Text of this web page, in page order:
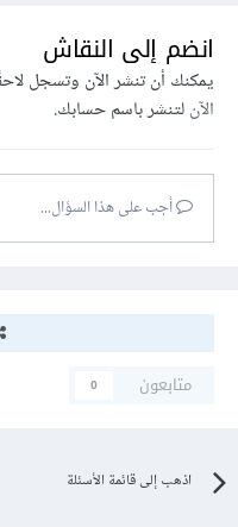
انضم إلى النقاش
يمكنك أن تنشر الآن وتسجل
الآنلتنشر باسم حسابك.
أجب على هذا السؤال...
متابعون
0
اذهب إلى قائمة الأسئلة